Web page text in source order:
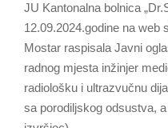
JU Kantonalna bolnica
12.09.2024.godine na web
Mostar raspisala Javni
radnog mjesta inžinjer
radiološku i ultrazvučnu
sa porodiljskog odsustva,